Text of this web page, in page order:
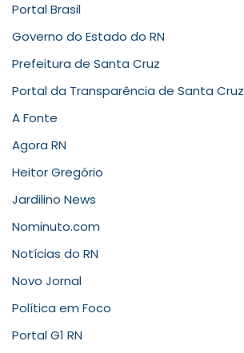
Portal Brasil
Governo do Estado do RN
Prefeitura de Santa Cruz
Portal da Transparência de Santa Cruz
A Fonte
Agora RN
Heitor Gregório
Jardilino News
Nominuto.com
Notícias do RN
Novo Jornal
Política em Foco
Portal G1 RN